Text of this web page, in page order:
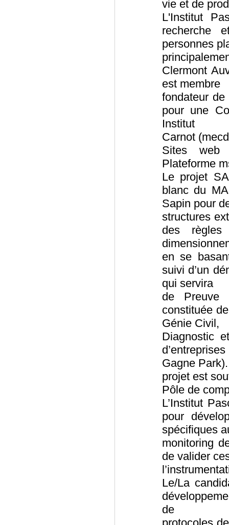
vie et de
L'Institut
recherche
personnes
Clermont
est membre
fondateur de
pour une
Institut
Carnot
Sites web
Plateforme
Le projet
blanc du
Sapin pour
structures
des
en se
suivi d’un
qui servira
de Preuve
constituée
Génie Civil,
Diagnostic
Gagne
projet est
Pôle de
L’Institut
pour
spécifiques
monitoring
de valider
Le/La
de